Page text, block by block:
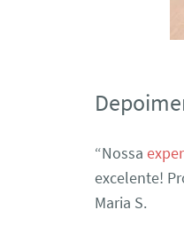
“Nossa
excelente!
Maria S.